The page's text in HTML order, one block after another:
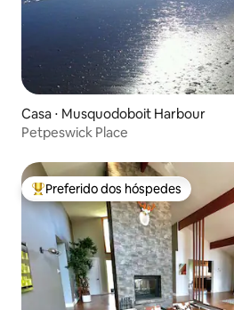
Casa ⋅ Musquodoboit Harbour
Petpeswick Place
Entre os melhores preferidos dos
Preferido dos hóspedes